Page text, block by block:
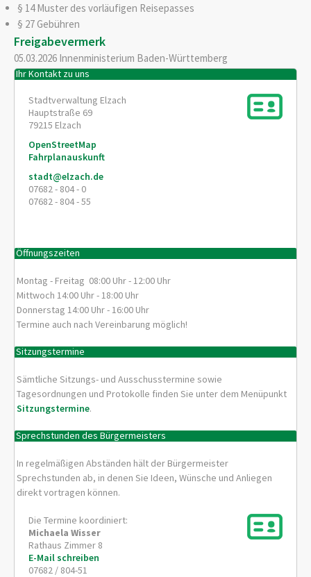
§ 14 Muster des vorläufigen Reisepasses
§ 27Gebühren
Freigabevermerk
05.03.2026 Innenministerium Baden-Württemberg
Ihr Kontakt zu uns
Stadtverwaltung Elzach
Hauptstraße 69
79215 Elzach
OpenStreetMap
Fahrplanauskunft
stadt@elzach.de
07682 - 804 - 0
07682 - 804 - 55
Öffnungszeiten
Montag - Freitag 08:00 Uhr - 12:00 Uhr
Mittwoch 14:00 Uhr - 18:00 Uhr
Donnerstag 14:00 Uhr - 16:00 Uhr
Termine auch nach Vereinbarung möglich!
Sitzungstermine
Sämtliche Sitzungs- und Ausschusstermine sowie
Tagesordnungen und Protokolle finden Sie unter dem Menüpunkt
Sitzungstermine.
Sprechstunden des Bürgermeisters
In regelmäßigen Abständen hält der Bürgermeister
Sprechstunden ab, in denen Sie Ideen, Wünsche und Anliegen
direkt vortragen können.
Die Termine koordiniert:
Michaela Wisser
Rathaus Zimmer 8
E-Mail schreiben
07682 / 804-51